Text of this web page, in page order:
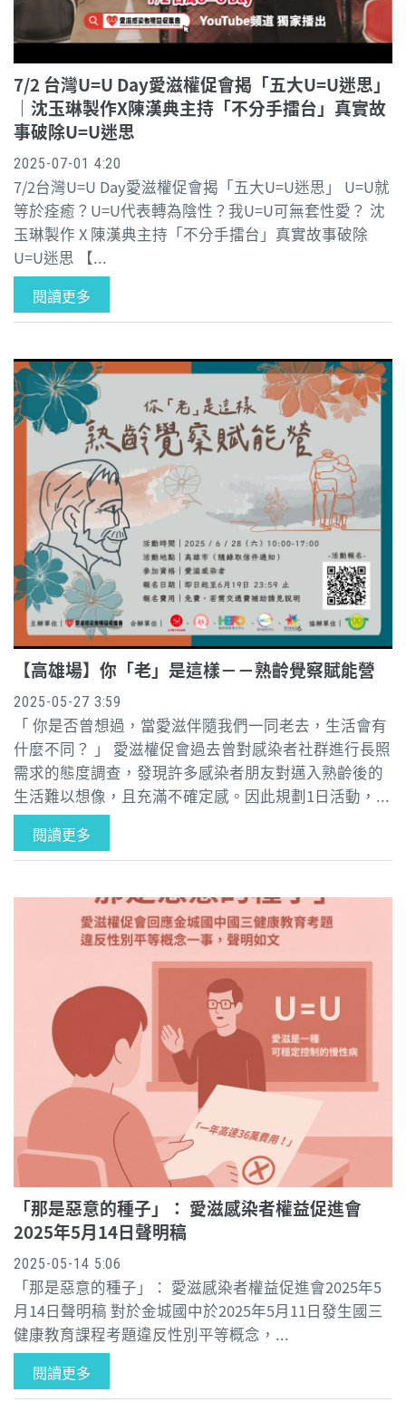
7/2 台灣U=U Day愛滋權促會揭「五大U=U迷思」
｜沈玉琳製作X陳漢典主持「不分手擂台」真實故
事破除U=U迷思
2025-07-01 4:20
7/2台灣U=U Day愛滋權促會揭「五大U=U迷思」 U=U就
等於痊癒？U=U代表轉為陰性？我U=U可無套性愛？ 沈
玉琳製作 X 陳漢典主持「不分手擂台」真實故事破除
U=U迷思 【...
閱讀更多
【高雄場】你「老」是這樣－－熟齡覺察賦能營
2025-05-27 3:59
「 你是否曾想過，當愛滋伴隨我們一同老去，生活會有
什麼不同？ 」 愛滋權促會過去曾對感染者社群進行長照
需求的態度調查，發現許多感染者朋友對邁入熟齡後的
生活難以想像，且充滿不確定感。因此規劃1日活動，...
閱讀更多
「那是惡意的種子」： 愛滋感染者權益促進會
2025年5月14日聲明稿
2025-05-14 5:06
「那是惡意的種子」： 愛滋感染者權益促進會2025年5
月14日聲明稿 對於金城國中於2025年5月11日發生國三
健康教育課程考題違反性別平等概念，...
閱讀更多